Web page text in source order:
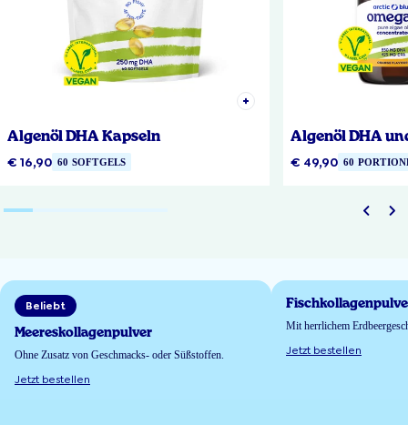
Algenöl DHA Kapseln
€ 16,90 60 SOFTGELS
Algenöl DHA
€ 49,90 60
Beliebt
Meereskollagenpulver
Ohne Zusatz von Geschmacks- oder Süßstoffen.
Jetzt bestellen
Mit herrlichem
Jetzt bestellen